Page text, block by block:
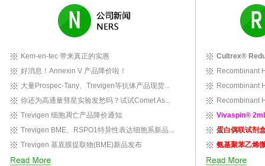
Kem-en-tec 带来真正的实惠
好消息！Annexin V 产品降价啦！
大量Prospec-Tany、Trevigen等抗体产品现货...
你还为高通量彗星实验发愁吗？试试Comet As...
Trevigen 细胞凋亡产品降价通知
Trevigen BME、RSPO1特异性表达细胞系新品...
Trevigen 基底膜提取物(BME)新品发布
Cultrex®
Recombinant
Recombinant
Recombinant
Vivaspin®
蛋白偶联试剂
氨基聚苯乙烯